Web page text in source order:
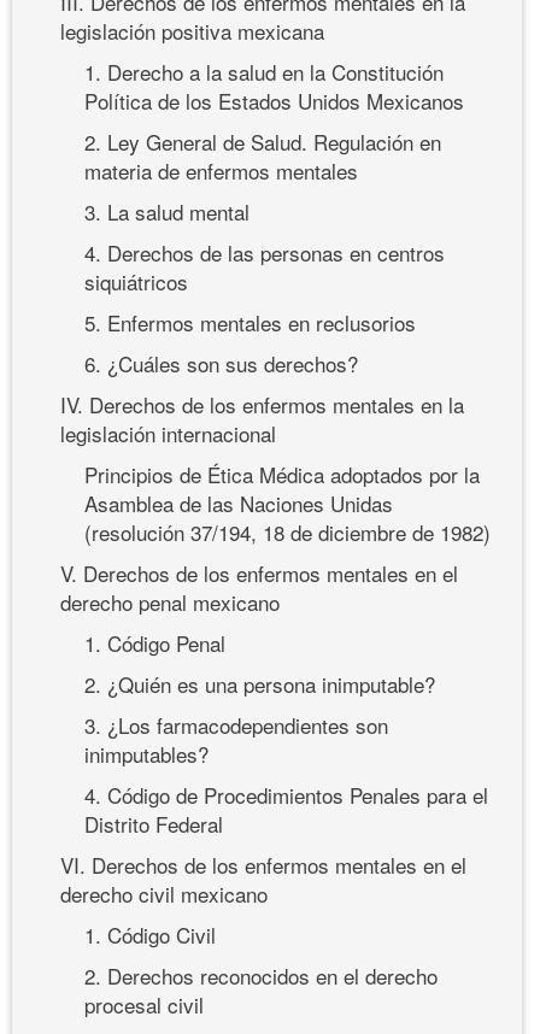
legislación positiva mexicana
1. Derecho a la salud en la Constitución
Política de los Estados Unidos Mexicanos
2. Ley General de Salud. Regulación en
materia de enfermos mentales
3. La salud mental
4. Derechos de las personas en centros
siquiátricos
5. Enfermos mentales en reclusorios
6. ¿Cuáles son sus derechos?
IV. Derechos de los enfermos mentales en la
legislación internacional
Principios de Ética Médica adoptados por la
Asamblea de las Naciones Unidas
(resolución 37/194, 18 de diciembre de 1982)
V. Derechos de los enfermos mentales en el
derecho penal mexicano
1. Código Penal
2. ¿Quién es una persona inimputable?
3. ¿Los farmacodependientes son
inimputables?
4. Código de Procedimientos Penales para el
Distrito Federal
VI. Derechos de los enfermos mentales en el
derecho civil mexicano
1. Código Civil
2. Derechos reconocidos en el derecho
procesal civil